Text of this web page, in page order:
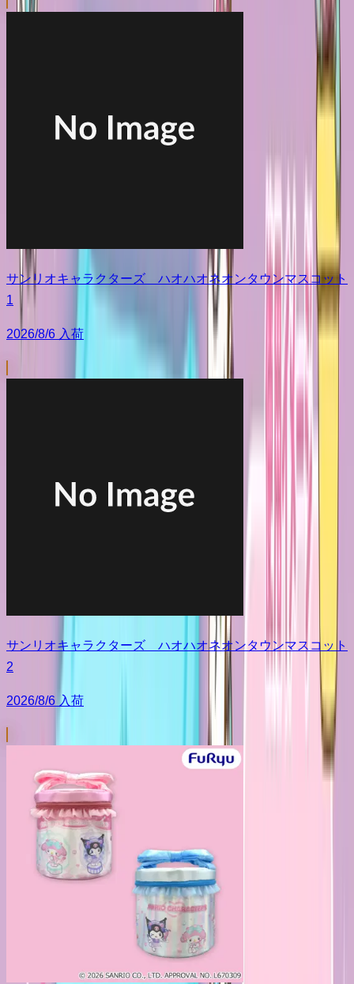
サンリオキャラクターズ ハオハオネオンタウンマスコット
1
2026/8/6 入荷
サンリオキャラクターズ ハオハオネオンタウンマスコット
2
2026/8/6 入荷